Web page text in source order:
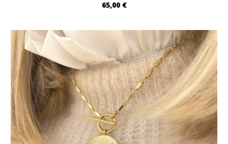
65,00 €